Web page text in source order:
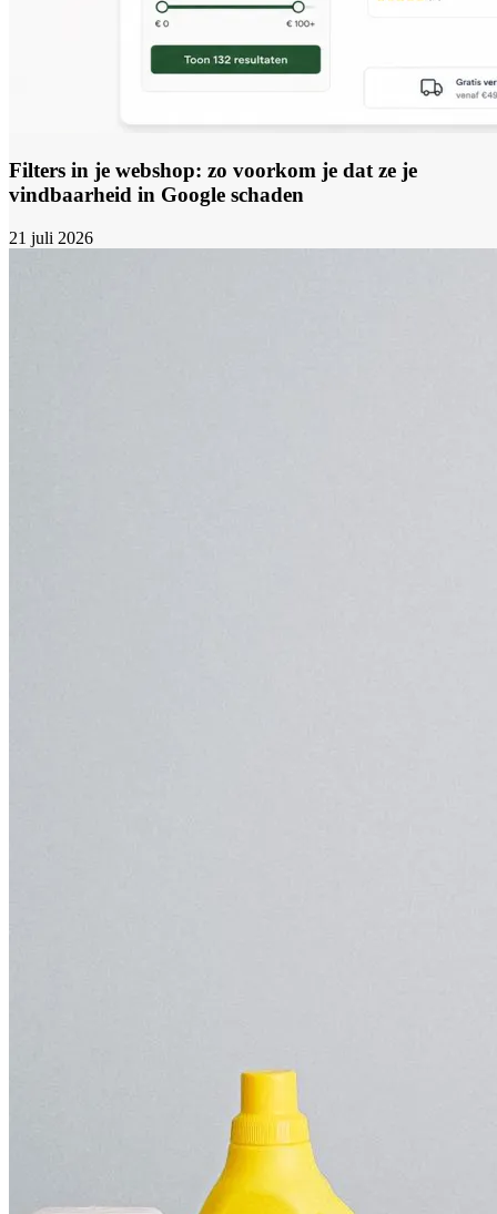
Filters in je webshop: zo voorkom je dat ze je
vindbaarheid in Google schaden
21 juli 2026